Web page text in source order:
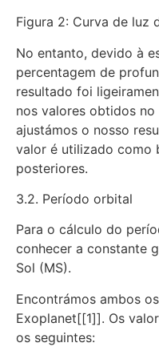
Figura 2: Curva de luz
No entanto, devido à
percentagem de
resultado foi
nos valores obtidos
ajustámos o nosso
valor é utilizado como
posteriores.
3.2. Período orbital
Para o cálculo do
conhecer a constante
Sol (MS).
Encontrámos ambos
Exoplanet[[1]]. Os
os seguintes: